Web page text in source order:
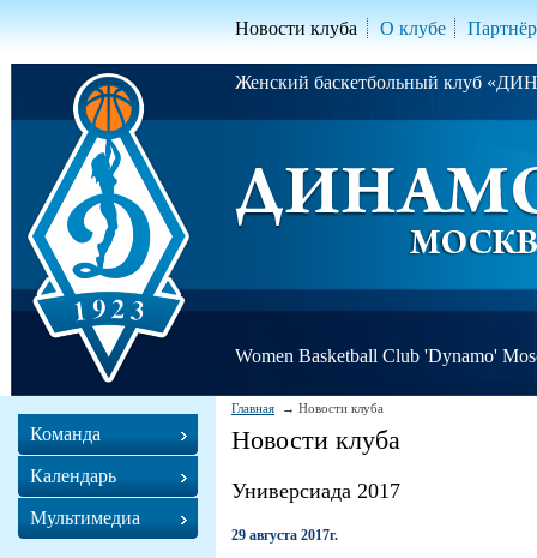
Новости клуба О клубе
Женский баскетбольный клуб
Women Basketball Club 'Dynamo'
Главная Новости клуба
Новости клуба
Универсиада 2017
29 августа 2017г.
Команда
Календарь
Мультимедиа